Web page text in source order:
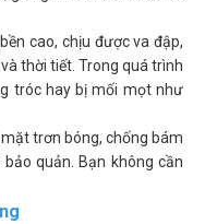
cao, chịu được va đập,
thời tiết. Trong quá trình
tróc hay bị mối mọt như
trơn bóng, chống bám
quản. Bạn không cần